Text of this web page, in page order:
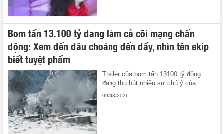
Bom tấn 13.100 tỷ đang làm cả cõi mạng chấn
động: Xem đến đâu choáng đến đấy, nhìn tên ekip
biết tuyệt phẩm
Trailer của bom tấn 13100 tỷ đồng
đang thu hút nhiều sự chú ý của ...
09/08/2026